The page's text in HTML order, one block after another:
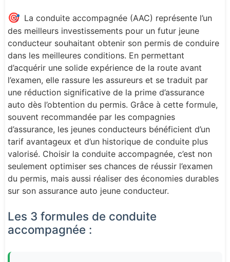
🎯 La conduite accompagnée (AAC) représente l’un
des meilleurs investissements pour un futur jeune
conducteur souhaitant obtenir son permis de conduire
dans les meilleures conditions. En permettant
d’acquérir une solide expérience de la route avant
l’examen, elle rassure les assureurs et se traduit par
une réduction significative de la prime d’assurance
auto dès l’obtention du permis. Grâce à cette formule,
souvent recommandée par les compagnies
d’assurance, les jeunes conducteurs bénéficient d’un
tarif avantageux et d’un historique de conduite plus
valorisé. Choisir la conduite accompagnée, c’est non
seulement optimiser ses chances de réussir l’examen
du permis, mais aussi réaliser des économies durables
sur son assurance auto jeune conducteur.
Les 3 formules de conduite
accompagnée :